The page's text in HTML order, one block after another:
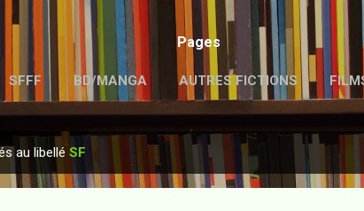
Pages
SFFF BD/MANGA AUTRES FICTIONS
MENTIONS LÉGALES
au libellé SF